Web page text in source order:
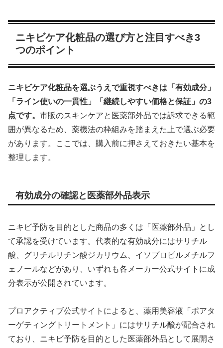
ニキビケア化粧品の選び方と注目すべき3
つのポイント
ニキビケア化粧品を選ぶうえで重視すべきは「有効成分」
「ライン使いの一貫性」「継続しやすい価格と保証」の3
点です。 市販のスキンケアと医薬部外品では訴求できる範
囲が異なるため、薬機法の枠組みを踏まえた上で選ぶ必要
があります。ここでは、購入前に押さえておきたい基本を
整理します。
有効成分の確認と医薬部外品表示
ニキビ予防を目的とした商品の多くは「医薬部外品」とし
て承認を受けています。代表的な有効成分にはサリチル
酸、グリチルリチン酸ジカリウム、イソプロピルメチルフ
ェノールなどがあり、いずれも各メーカー公式サイトに成
分表示が公開されています。
プロアクティブ公式サイトによると、薬用美容液「ポアタ
ーゲティングトリートメント」にはサリチル酸が配合され
ており、ニキビ予防を目的とした医薬部外品として展開さ